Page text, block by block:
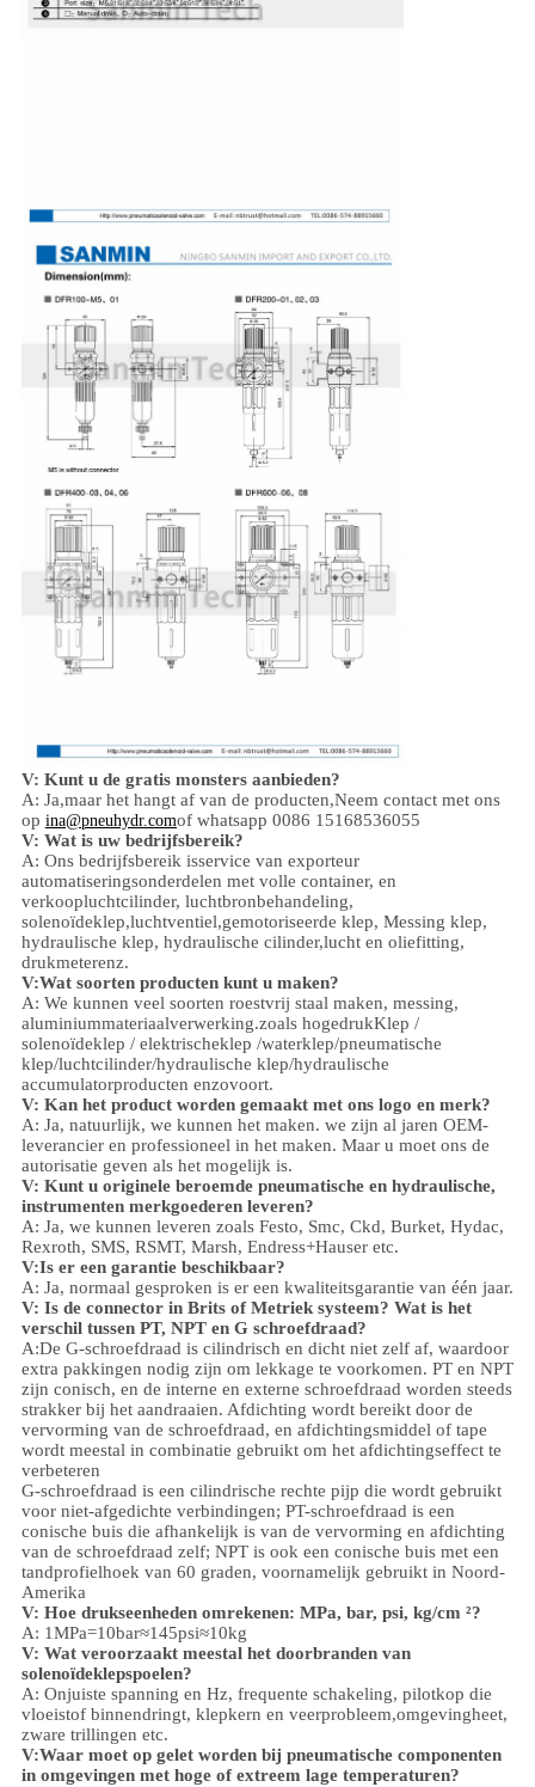
V: Kunt u de gratis monsters aanbieden?
A: Ja,maar het hangt af van de producten,Neem contact met ons
op ina@pneuhydr.comof whatsapp 0086 15168536055
V: Wat is uw bedrijfsbereik?
A: Ons bedrijfsbereik isservice van exporteur
automatiseringsonderdelen met volle container, en
verkoopluchtcilinder, luchtbronbehandeling,
solenoïdeklep,luchtventiel,gemotoriseerde klep, Messing klep,
hydraulische klep, hydraulische cilinder,lucht en oliefitting,
drukmeterenz.
V:Wat soorten producten kunt u maken?
A: We kunnen veel soorten roestvrij staal maken, messing,
aluminiummateriaalverwerking.zoals hogedrukKlep /
solenoïdeklep / elektrischeklep /waterklep/pneumatische
klep/luchtcilinder/hydraulische klep/hydraulische
accumulatorproducten enzovoort.
V: Kan het product worden gemaakt met ons logo en merk?
A: Ja, natuurlijk, we kunnen het maken. we zijn al jaren OEM-
leverancier en professioneel in het maken. Maar u moet ons de
autorisatie geven als het mogelijk is.
V: Kunt u originele beroemde pneumatische en hydraulische,
instrumenten merkgoederen leveren?
A: Ja, we kunnen leveren zoals Festo, Smc, Ckd, Burket, Hydac,
Rexroth, SMS, RSMT, Marsh, Endress+Hauser etc.
V:Is er een garantie beschikbaar?
A: Ja, normaal gesproken is er een kwaliteitsgarantie van één jaar.
V: Is de connector in Brits of Metriek systeem? Wat is het
verschil tussen PT, NPT en G schroefdraad?
A:De G-schroefdraad is cilindrisch en dicht niet zelf af, waardoor
extra pakkingen nodig zijn om lekkage te voorkomen. PT en NPT
zijn conisch, en de interne en externe schroefdraad worden steeds
strakker bij het aandraaien. Afdichting wordt bereikt door de
vervorming van de schroefdraad, en afdichtingsmiddel of tape
wordt meestal in combinatie gebruikt om het afdichtingseffect te
verbeteren
G-schroefdraad is een cilindrische rechte pijp die wordt gebruikt
voor niet-afgedichte verbindingen; PT-schroefdraad is een
conische buis die afhankelijk is van de vervorming en afdichting
van de schroefdraad zelf; NPT is ook een conische buis met een
tandprofielhoek van 60 graden, voornamelijk gebruikt in Noord-
Amerika
V: Hoe drukseenheden omrekenen: MPa, bar, psi, kg/cm ²?
A: 1MPa=10bar≈145psi≈10kg
V: Wat veroorzaakt meestal het doorbranden van
solenoïdeklepspoelen?
A: Onjuiste spanning en Hz, frequente schakeling, pilotkop die
vloeistof binnendringt, klepkern en veerprobleem,omgevingheet,
zware trillingen etc.
V:Waar moet op gelet worden bij pneumatische componenten
in omgevingen met hoge of extreem lage temperaturen?